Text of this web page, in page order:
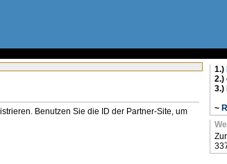
Benutzen Sie die ID der Partner-Site, um
1.)
2.)
3.)
~